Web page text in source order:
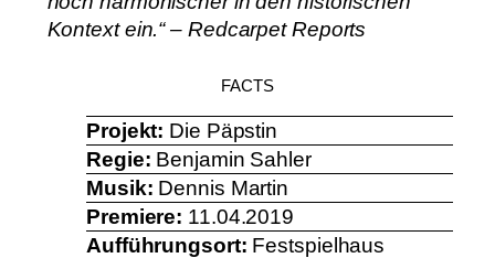
Kontext ein.“ – Redcarpet Reports
FACTS
Projekt: Die Päpstin
Regie: Benjamin Sahler
Musik: Dennis Martin
Premiere: 11.04.2019
Aufführungsort: Festspielhaus